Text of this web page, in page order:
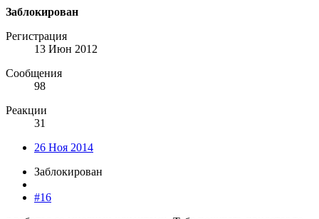
Заблокирован
Регистрация
13 Июн 2012
Сообщения
98
Реакции
31
26 Ноя 2014
Заблокирован
#16